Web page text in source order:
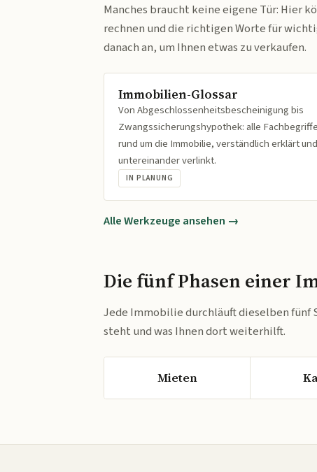
Manches braucht keine eigene Tür: Hier
rechnen und die richtigen Worte für
danach an, um Ihnen etwas zu verkaufen.
Immobilien-Glossar
Von Abgeschlossenheitsbescheinigung bis
Zwangssicherungshypothek: alle Fachbegriffe
rund um die Immobilie, verständlich erklärt und
untereinander verlinkt.
IN PLANUNG
Alle Werkzeuge ansehen →
Die fünf Phasen einer
Jede Immobilie durchläuft dieselben fünf
steht und was Ihnen dort weiterhilft.
Mieten